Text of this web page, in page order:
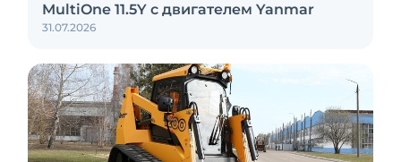
MultiOne 11.5Y с двигателем Yanmar
31.07.2026